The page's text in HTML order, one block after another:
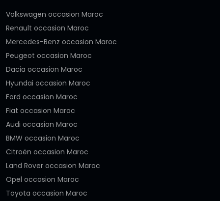
Volkswagen occasion Maroc
Renault occasion Maroc
Mercedes-Benz occasion Maroc
Peugeot occasion Maroc
Dacia occasion Maroc
Hyundai occasion Maroc
Ford occasion Maroc
Fiat occasion Maroc
Audi occasion Maroc
BMW occasion Maroc
Citroën occasion Maroc
Land Rover occasion Maroc
Opel occasion Maroc
Toyota occasion Maroc